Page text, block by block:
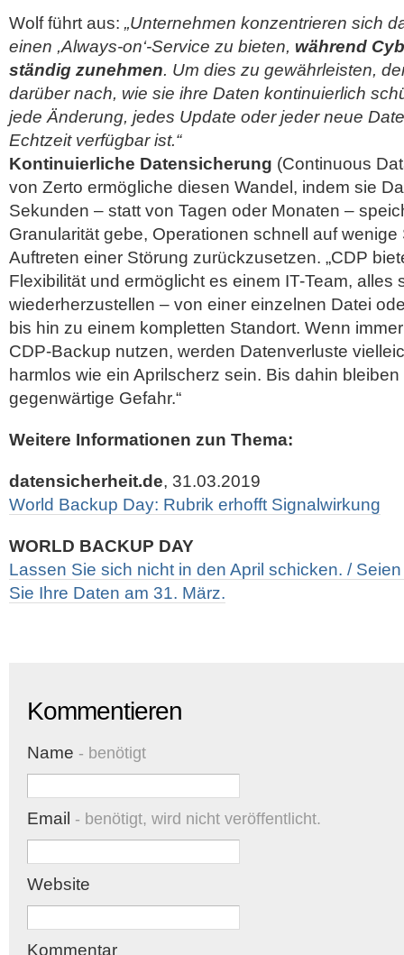
Wolf führt aus: „Unternehmen konzentrieren sich
einen ,Always-on‘-Service zu bieten, während
ständig zunehmen. Um dies zu gewährleisten,
darüber nach, wie sie ihre Daten kontinuierlich
jede Änderung, jedes Update oder jeder neue
Echtzeit verfügbar ist.“
Kontinuierliche Datensicherung (Continuous
von Zerto ermögliche diesen Wandel, indem sie
Sekunden – statt von Tagen oder Monaten –
Granularität gebe, Operationen schnell auf
Auftreten einer Störung zurückzusetzen. „CDP
Flexibilität und ermöglicht es einem IT-Team, alles
wiederherzustellen – von einer einzelnen Datei
bis hin zu einem kompletten Standort. Wenn
CDP-Backup nutzen, werden Datenverluste
harmlos wie ein Aprilscherz sein. Bis dahin
gegenwärtige Gefahr.“
Weitere Informationen zun Thema:
datensicherheit.de, 31.03.2019
World Backup Day: Rubrik erhofft Signalwirkung
WORLD BACKUP DAY
Lassen Sie sich nicht in den April schicken. /
Sie Ihre Daten am 31. März.
Kommentieren
Name - benötigt
Email - benötigt, wird nicht veröffentlicht.
Website
Kommentar